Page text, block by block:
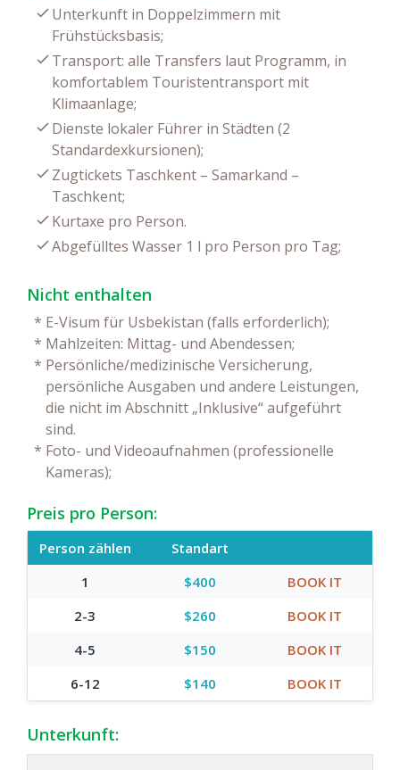
Unterkunft in Doppelzimmern mit
Frühstücksbasis;
Transport: alle Transfers laut Programm, in
komfortablem Touristentransport mit
Klimaanlage;
Dienste lokaler Führer in Städten (2
Standardexkursionen);
Zugtickets Taschkent – Samarkand –
Taschkent;
Kurtaxe pro Person.
Abgefülltes Wasser 1 l pro Person pro Tag;
Nicht enthalten
* E-Visum für Usbekistan (falls erforderlich);
* Mahlzeiten: Mittag- und Abendessen;
* Persönliche/medizinische Versicherung,
persönliche Ausgaben und andere Leistungen,
die nicht im Abschnitt „Inklusive“ aufgeführt
sind.
* Foto- und Videoaufnahmen (professionelle
Kameras);
Preis pro Person:
Person zählen
Standart
1
$400
BOOK IT
2-3
$260
BOOK IT
4-5
$150
BOOK IT
6-12
$140 BOOK IT
Unterkunft: